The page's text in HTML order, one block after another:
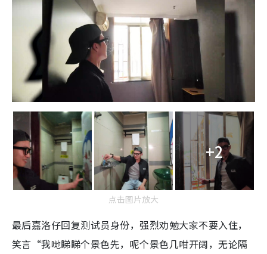
+2
点击图片放大
最后嘉洛仔回复测试员身份，强烈劝勉大家不要入住，
笑言“我哋睇睇个景色先，呢个景色几咁开阔，无论隔